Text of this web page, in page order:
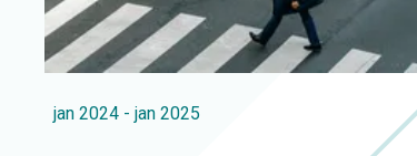
jan 2024 - jan 2025